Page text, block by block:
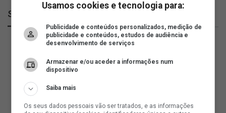
SuperVasco
Usamos cookies e tecnologia para:
Publicidade e conteúdos personalizados, medição de
publicidade e conteúdos, estudos de audiência e
desenvolvimento de serviços
Armazenar e/ou aceder a informações num
dispositivo
Saiba mais
Os seus dados pessoais vão ser tratados, e as informações